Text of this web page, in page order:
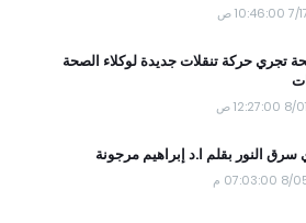
ص
تجري حركة تنقلات جديدة لوكلاء الصحة
ص
سرق النور بقلم ا.د إبراهيم مرجونة
م